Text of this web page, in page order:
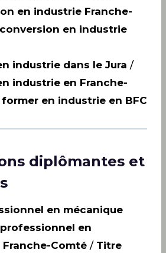
en industrie Franche-
en industrie
industrie dans le Jura /
industrie en Franche-
former en industrie en BFC
diplômantes et
en mécanique
en
Comté / Titre